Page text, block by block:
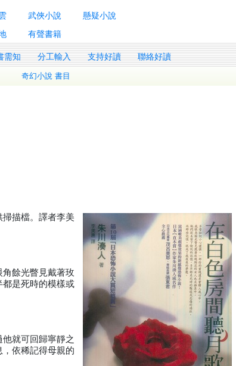
武俠小說
懸疑小說
有聲書籍
需知 分工輸入 支持好讀 聯絡好讀
奇幻小說 書目
描檔。譯者李美
餘光瞥見戴著玫
是死時的模樣或
就可回歸寧靜之
依稀記得母親的